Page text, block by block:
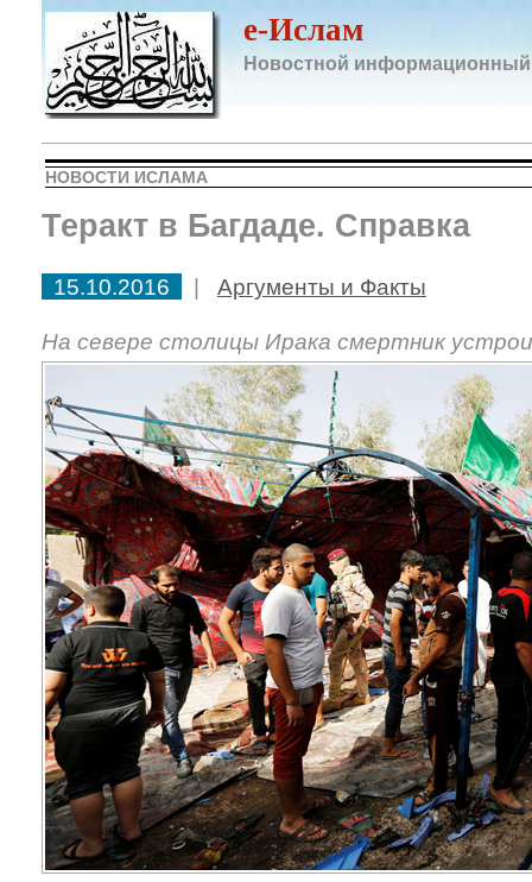
e-Ислам
Новостной информационный
НОВОСТИ ИСЛАМА
Теракт в Багдаде. Справка
15.10.2016 | Аргументы и Факты
На севере столицы Ирака смертник